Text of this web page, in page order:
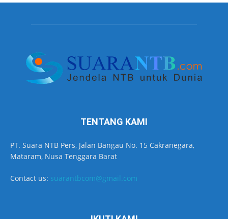
TENTANG KAMI
PT. Suara NTB Pers, Jalan Bangau No. 15 Cakranegara,
Mataram, Nusa Tenggara Barat
Contact us: suarantbcom@gmail.com